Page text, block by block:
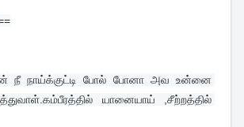
நீ நாய்க்குட்டி போல் போனா அவ உன்னை
யானையாய் ,சீற்றத்தில்